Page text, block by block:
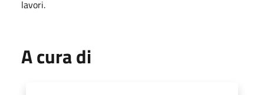
lavori.
A cura di